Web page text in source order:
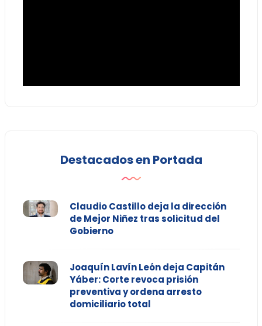
Destacados en Portada
Claudio Castillo deja la dirección
de Mejor Niñez tras solicitud del
Gobierno
Joaquín Lavín León deja Capitán
Yáber: Corte revoca prisión
preventiva y ordena arresto
domiciliario total